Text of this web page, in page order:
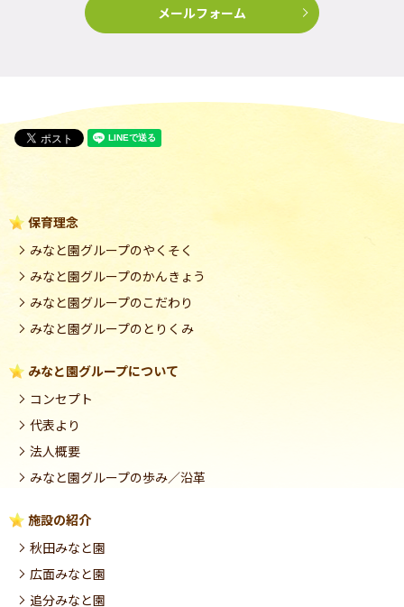
メールフォーム
保育理念
みなと園グループのやくそく
みなと園グループのかんきょう
みなと園グループのこだわり
みなと園グループのとりくみ
みなと園グループについて
コンセプト
代表より
法人概要
みなと園グループの歩み／沿革
施設の紹介
秋田みなと園
広面みなと園
追分みなと園